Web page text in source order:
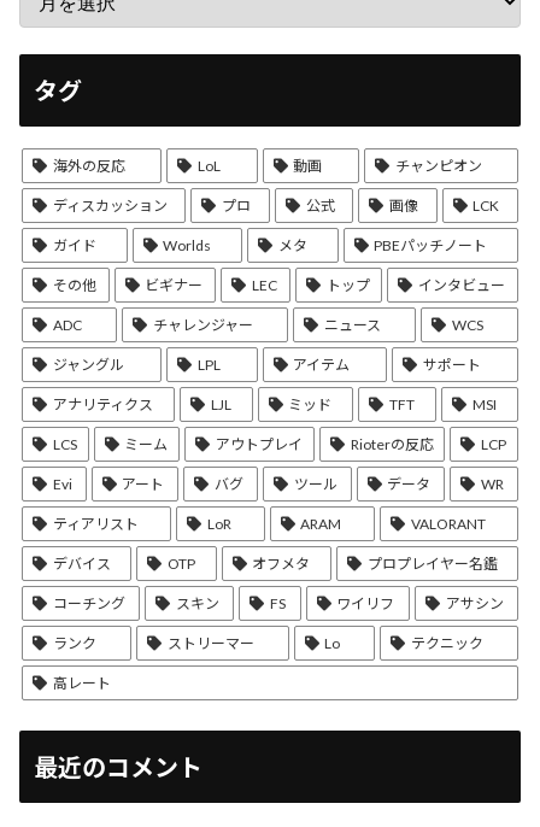
タグ
海外の反応 LoL 動画 チャンピオン
ディスカッション プロ 公式 画像 LCK
ガイド Worlds メタ PBEパッチノート
その他 ビギナー LEC トップ インタビュー
ADC チャレンジャー ニュース WCS
ジャングル LPL アイテム サポート
アナリティクス LJL ミッド TFT MSI
LCS ミーム アウトプレイ Rioterの反応 LCP
Evi アート バグ ツール データ WR
ティアリスト LoR ARAM VALORANT
デバイス OTP オフメタ プロプレイヤー名鑑
コーチング スキン FS ワイリフ アサシン
ランク ストリーマー Lo テクニック
高レート
最近のコメント